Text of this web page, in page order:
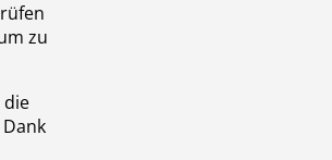
zu
die